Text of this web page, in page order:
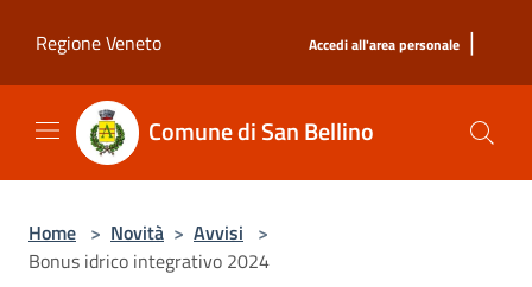
Regione Veneto
Accedi all'area personale |
Comune di San Bellino
Home > Novità > Avvisi >
Bonus idrico integrativo 2024